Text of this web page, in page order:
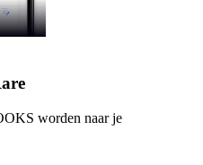
worden naar je